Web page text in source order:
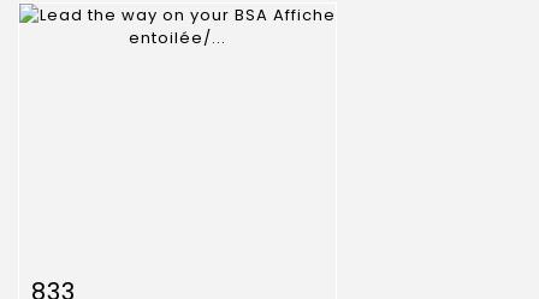
Fiche détaillée
833